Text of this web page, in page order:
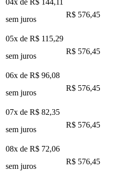
sem juros
R$ 576,45
05x de R$ 115,29
sem juros
R$ 576,45
06x de R$ 96,08
sem juros
R$ 576,45
07x de R$ 82,35
sem juros
R$ 576,45
08x de R$ 72,06
sem juros
R$ 576,45